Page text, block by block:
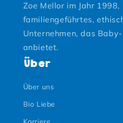
Zoe Mellor im Jahr
familiengeführtes,
Unternehmen, das
anbietet.
Über
Über uns
Bio Liebe